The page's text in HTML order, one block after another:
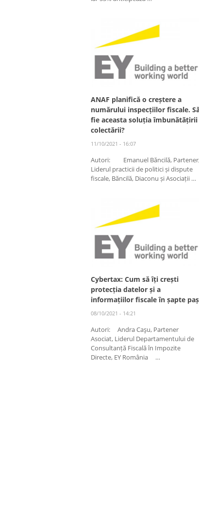
ANAF planifică o creștere a
numărului inspecțiilor fiscale.
fie aceasta soluția îmbunătățirii
colectării?
11/10/2021 - 16:07
Autori: Emanuel Băncilă,
Liderul practicii de politici și dispute
fiscale, Băncilă, Diaconu și Asociații …
Cybertax: Cum să îți crești
protecția datelor și a
informațiilor fiscale în șapte
08/10/2021 - 14:21
Autori: Andra Caşu, Partener
Asociat, Liderul Departamentului de
Consultanță Fiscală în Impozite
Directe, EY România …